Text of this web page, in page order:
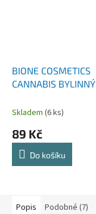
BIONE COSMETICS
CANNABIS BYLINNÝ
Skladem (6 ks)
89 Kč
Do košíku
Popis Podobné (7)